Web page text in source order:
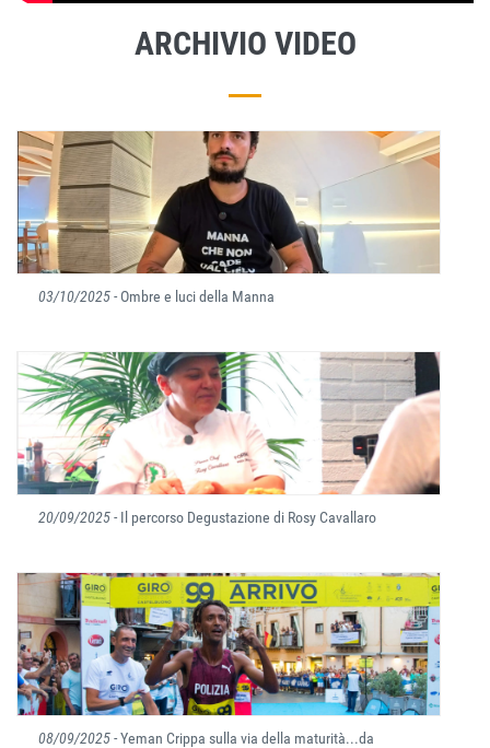
ARCHIVIO VIDEO
03/10/2025- Ombre e luci della Manna
20/09/2025- Il percorso Degustazione di Rosy Cavallaro
08/09/2025- Yeman Crippa sulla via della maturità...da